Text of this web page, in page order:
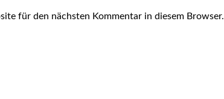
für den nächsten Kommentar in diesem Browser.